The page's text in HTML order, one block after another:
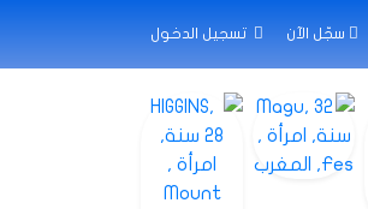
سجّل الآن تسجيل الدخول